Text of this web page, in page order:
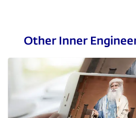
Other Inner